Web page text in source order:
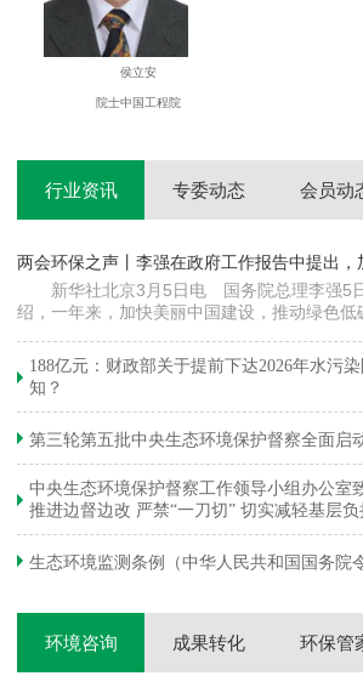
侯立安
院士中国工程院
行业资讯 专委动态 会员动
两会环保之声丨李强在政府工作报告中提出
新华社北京3月5日电 国务院总理李强5
绍，一年来，加快美丽中国建设，推动绿色低碳发展。
浓度下降…
188亿元：财政部关于提前下达2026年水污
知？
第三轮第五批中央生态环境保护督察全面启
中央生态环境保护督察工作领导小组办公室
推进边督边改 严禁“一刀切” 切实减轻基层负
生态环境监测条例（中华人民共和国国务院
环境咨询 成果转化 环保管